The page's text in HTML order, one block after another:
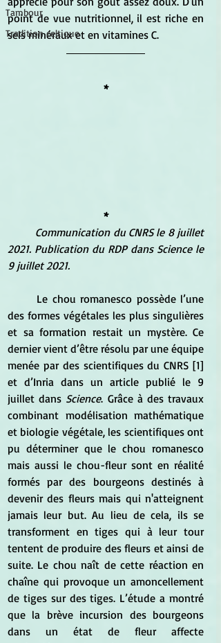
Tambour
Tradition celtique
point de vue nutritionnel, il est riche en
sels minéraux et en vitamines C.
*
*
Communication du CNRS le 8 juillet
2021. Publication du RDP dans Science le
9 juillet 2021.
des formes végétales les plus singulières
et sa formation restait un mystère. Ce
dernier vient d’être résolu par une équipe
menée par des scientifiques du CNRS [1]
et d’Inria dans un article publié le 9
juillet dans Science. Grâce à des travaux
combinant modélisation mathématique
et biologie végétale, les scientifiques ont
pu déterminer que le chou romanesco
mais aussi le chou-fleur sont en réalité
formés par des bourgeons destinés à
devenir des fleurs mais qui n'atteignent
jamais leur but. Au lieu de cela, ils se
transforment en tiges qui à leur tour
tentent de produire des fleurs et ainsi de
suite. Le chou naît de cette réaction en
chaîne qui provoque un amoncellement
de tiges sur des tiges. L’étude a montré
que la brève incursion des bourgeons
dans un état de fleur affecte